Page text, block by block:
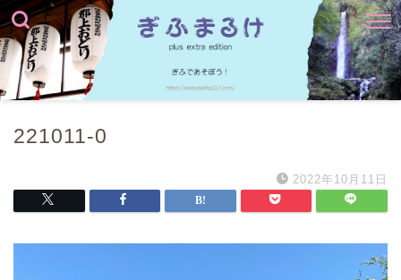
221011-0
2022年10月11日